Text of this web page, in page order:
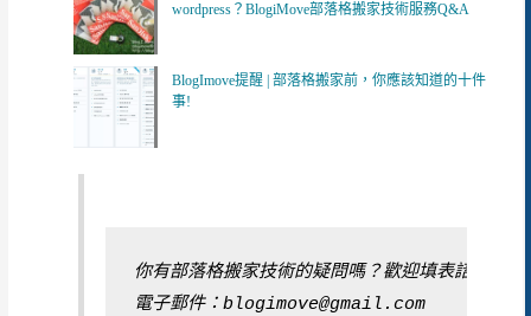
wordpress？BlogiMove部落格搬家技術服務Q&A
BlogImove提醒 | 部落格搬家前，你應該知道的十件
事!
你有部落格搬家技術的疑問嗎？歡迎填表諮詢
電子郵件：blogimove@gmail.com